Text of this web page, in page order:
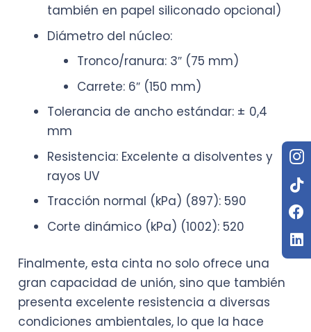
también en papel siliconado opcional)
Diámetro del núcleo:
Tronco/ranura: 3″ (75 mm)
Carrete: 6″ (150 mm)
Tolerancia de ancho estándar: ± 0,4
mm
Resistencia: Excelente a disolventes y
rayos UV
Tracción normal (kPa) (897): 590
Corte dinámico (kPa) (1002): 520
Finalmente, esta cinta no solo ofrece una
gran capacidad de unión, sino que también
presenta excelente resistencia a diversas
condiciones ambientales, lo que la hace